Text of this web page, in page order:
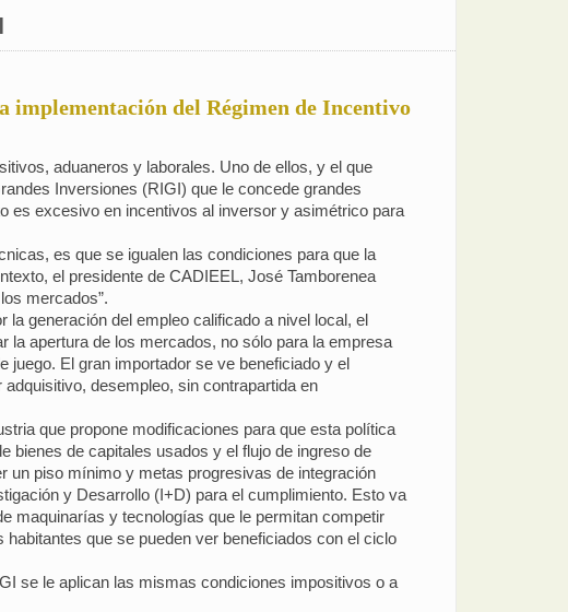
implementación del Régimen de Incentivo
aduaneros y laborales. Uno de ellos, y el que
Inversiones (RIGI) que le concede grandes
es excesivo en incentivos al inversor y asimétrico para
es que se igualen las condiciones para que la
el presidente de CADIEEL, José Tamborenea
mercados”.
generación del empleo calificado a nivel local, el
la apertura de los mercados, no sólo para la empresa
juego. El gran importador se ve beneficiado y el
desempleo, sin contrapartida en
que propone modificaciones para que esta política
bienes de capitales usados y el flujo de ingreso de
un piso mínimo y metas progresivas de integración
y Desarrollo (I+D) para el cumplimiento. Esto va
maquinarías y tecnologías que le permitan competir
que se pueden ver beneficiados con el ciclo
se le aplican las mismas condiciones impositivos o a